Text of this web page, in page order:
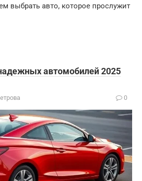
выбрать авто, которое прослужит
автомобилей 2025
0